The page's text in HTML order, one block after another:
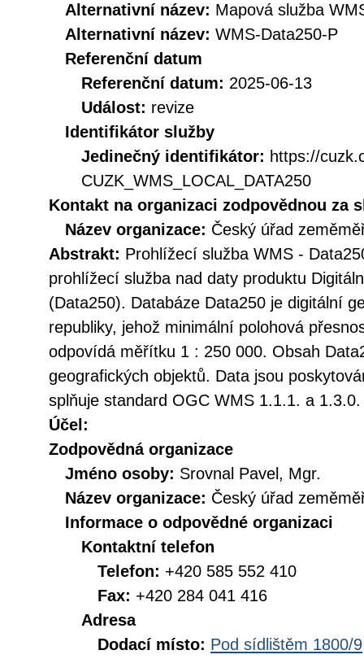
Alternativní název: Mapová služba
Alternativní název: WMS-Data250-P
Referenční datum
Referenční datum: 2025-06-13
Událost: revize
Identifikátor služby
Jedinečný identifikátor: https://
CUZK_WMS_LOCAL_DATA250
Kontakt na organizaci zodpovědnou za
Název organizace: Český úřad
Abstrakt: Prohlížecí služba WMS -
prohlížecí služba nad daty produktu
(Data250). Databáze Data250 je digitální
republiky, jehož minimální polohová
odpovídá měřítku 1 : 250 000. Obsah
geografických objektů. Data jsou
splňuje standard OGC WMS 1.1.1. a 1.3.0.
Účel:
Zodpovědná organizace
Jméno osoby: Srovnal Pavel, Mgr.
Název organizace: Český úřad
Informace o odpovědné organizaci
Kontaktní telefon
Telefon: +420 585 552 410
Fax: +420 284 041 416
Adresa
Dodací místo: Pod sídlištěm 1800/9